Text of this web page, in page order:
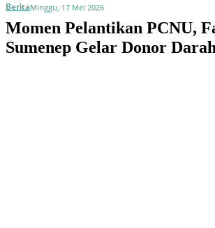
BeritaMinggu, 17 Mei 2026
Momen Pelantikan PCNU,
Sumenep Gelar Donor Darah